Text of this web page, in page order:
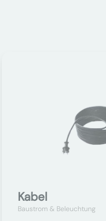
Kabel
Baustrom & Beleuchtung